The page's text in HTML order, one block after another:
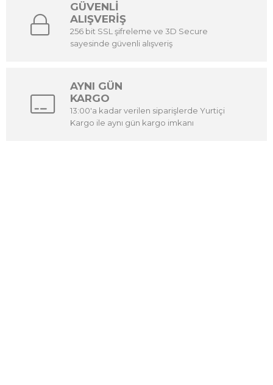
GÜVENLİ
ALIŞVERİŞ
256 bit SSL şifreleme ve 3D Secure
sayesinde güvenli alışveriş
AYNI GÜN
KARGO
13:00'a kadar verilen siparişlerde Yurtiçi
Kargo ile aynı gün kargo imkanı